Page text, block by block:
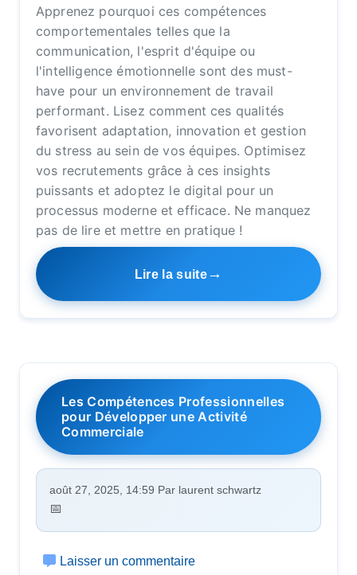
Apprenez pourquoi ces compétences
comportementales telles que la
communication, l'esprit d'équipe ou
l'intelligence émotionnelle sont des must-
have pour un environnement de travail
performant. Lisez comment ces qualités
favorisent adaptation, innovation et gestion
du stress au sein de vos équipes. Optimisez
vos recrutements grâce à ces insights
puissants et adoptez le digital pour un
processus moderne et efficace. Ne manquez
pas de lire et mettre en pratique !
Lire la suite
Les Compétences Professionnelles
pour Développer une Activité
Commerciale
août 27, 2025, 14:59 Par laurent schwartz
Laisser un commentaire